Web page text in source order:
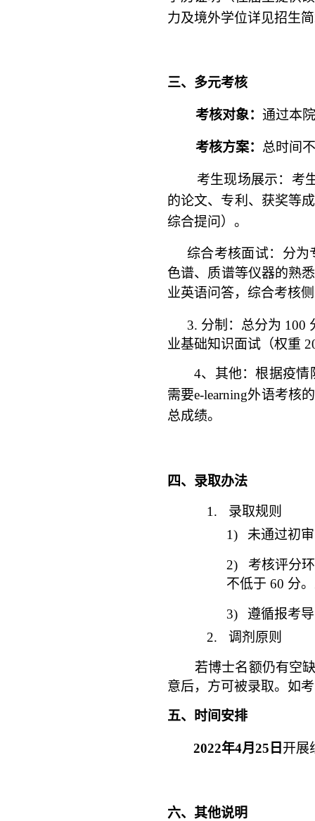
力及境外学位详见招生
三、多元考核
考核对象： 通过本
考核方案： 总时间
考生现场展示：考生
的论文、专利、获奖等
综合提问）。
综合考核面试：分为
色谱、质谱等仪器的熟
业英语问答，综合考核
3. 分制：总分为 100
业基础知识面试（权重
4、其他：根据疫
需要e-learning外语考核
总成绩。
四、录取办法
1.
录取规则
1)
未通过初
2) 考核评分
不低于 60 分
3)
遵循报考
2.
调剂原则
若博士名额仍有空
意后，方可被录取。如
五、时间安排
2022年4月25日 开展
六、其他说明